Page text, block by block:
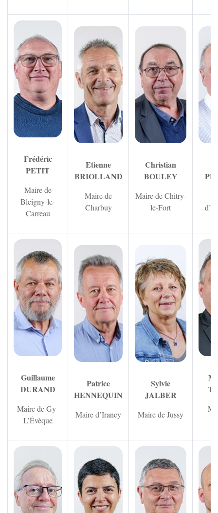
Zoom sur l'image
Frédéric
PETIT
Maire de
Bleigny-le-
Carreau
Zoom sur l'image
Etienne
BRIOLLAND
Maire de
Charbuy
Zoom
Christian
BOULEY
Maire de Chitry-
le-Fort
Zoom sur l'image
Guillaume
DURAND
Maire de Gy-
L’Évèque
Patrice
HENNEQUIN
Maire d’Irancy
Sylvie
JALBER
Maire de Jussy
Zoom sur l'image Zoom